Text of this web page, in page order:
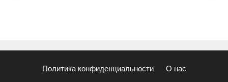
Политика конфиденциальности О нас